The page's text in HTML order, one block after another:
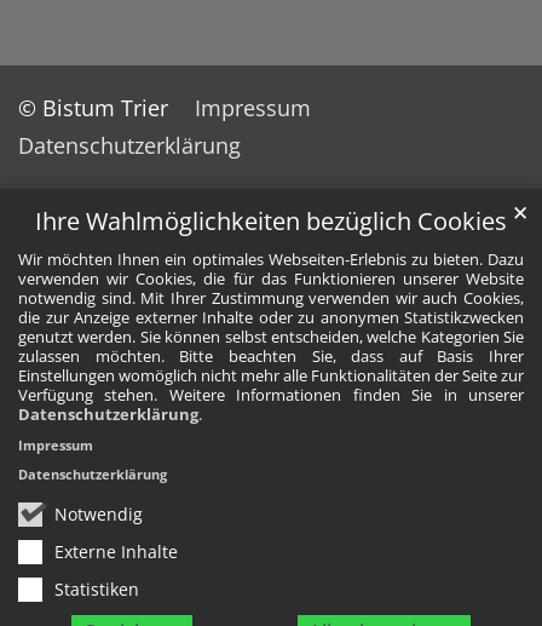
Ihre Wahlmöglichkeiten bezüglich Cookies
Wir möchten Ihnen ein optimales Webseiten-Erlebnis zu bieten. Dazu
verwenden wir Cookies, die für das Funktionieren unserer Website
notwendig sind. Mit Ihrer Zustimmung verwenden wir auch Cookies,
die zur Anzeige externer Inhalte oder zu anonymen Statistikzwecken
genutzt werden. Sie können selbst entscheiden, welche Kategorien Sie
zulassen möchten. Bitte beachten Sie, dass auf Basis Ihrer
Einstellungen womöglich nicht mehr alle Funktionalitäten der Seite zur
Verfügung stehen. Weitere Informationen finden Sie in unserer
Datenschutzerklärung.
Notwendig
Externe Inhalte
Statistiken
✕
Impressum
Datenschutzerklärung
© Bistum Trier
Impressum
Datenschutzerklärung